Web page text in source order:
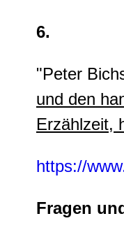
6.
"Peter
und den
Erzählzeit,
https://
Fragen